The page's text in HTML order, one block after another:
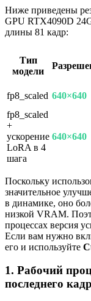
Ниже приведены
GPU RTX4090D
длины 81 кадр:
Тип
модели
fp8_scaled 640×640
fp8_scaled
+
ускорение
LoRA в 4
шага
640×640
Поскольку
значительное
в динамике, оно
низкой VRAM.
процессах версия
Если вам нужно
его и используйте
1. Рабочий
последнего